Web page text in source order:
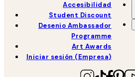
Accesibilidad
Student Discount
Desenio Ambassador
Programme
Art Awards
Iniciar sesión (Empresa)